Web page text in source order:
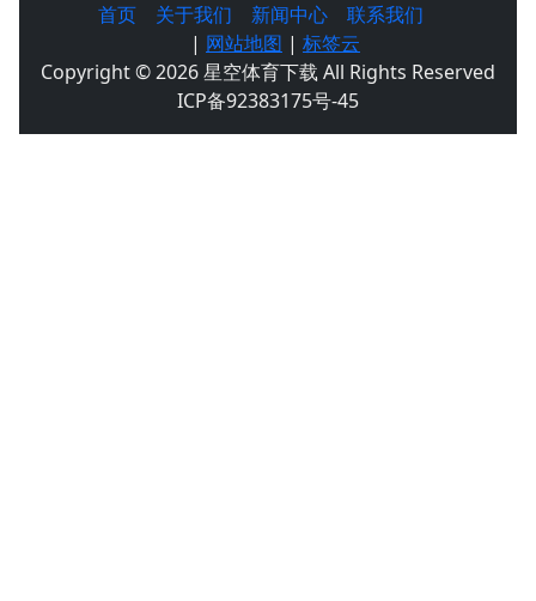
首页 关于我们 新闻中心
联系我们
| 网站地图 | 标签云
Copyright © 2026 星空体育下载 All Rights Reserved
ICP备92383175号-45